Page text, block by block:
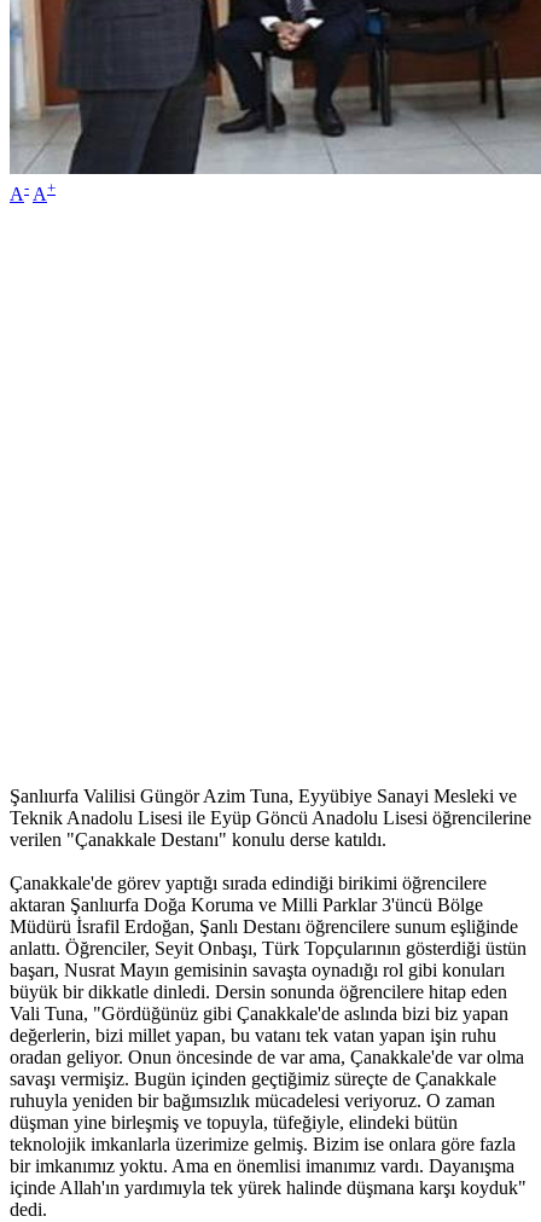
A- A+
Şanlıurfa Valilisi Güngör Azim Tuna, Eyyübiye Sanayi Mesleki ve
Teknik Anadolu Lisesi ile Eyüp Göncü Anadolu Lisesi öğrencilerine
verilen "Çanakkale Destanı" konulu derse katıldı.
Çanakkale'de görev yaptığı sırada edindiği birikimi öğrencilere
aktaran Şanlıurfa Doğa Koruma ve Milli Parklar 3'üncü Bölge
Müdürü İsrafil Erdoğan, Şanlı Destanı öğrencilere sunum eşliğinde
anlattı. Öğrenciler, Seyit Onbaşı, Türk Topçularının gösterdiği üstün
başarı, Nusrat Mayın gemisinin savaşta oynadığı rol gibi konuları
büyük bir dikkatle dinledi. Dersin sonunda öğrencilere hitap eden
Vali Tuna, "Gördüğünüz gibi Çanakkale'de aslında bizi biz yapan
değerlerin, bizi millet yapan, bu vatanı tek vatan yapan işin ruhu
oradan geliyor. Onun öncesinde de var ama, Çanakkale'de var olma
savaşı vermişiz. Bugün içinden geçtiğimiz süreçte de Çanakkale
ruhuyla yeniden bir bağımsızlık mücadelesi veriyoruz. O zaman
düşman yine birleşmiş ve topuyla, tüfeğiyle, elindeki bütün
teknolojik imkanlarla üzerimize gelmiş. Bizim ise onlara göre fazla
bir imkanımız yoktu. Ama en önemlisi imanımız vardı. Dayanışma
içinde Allah'ın yardımıyla tek yürek halinde düşmana karşı koyduk"
dedi.